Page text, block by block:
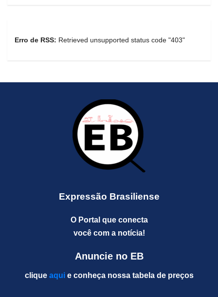
Erro de RSS: Retrieved unsupported status code "403"
Expressão Brasiliense
O Portal que conecta
você com a notícia!
Anuncie no EB
clique aquie conheça nossa tabela de preços